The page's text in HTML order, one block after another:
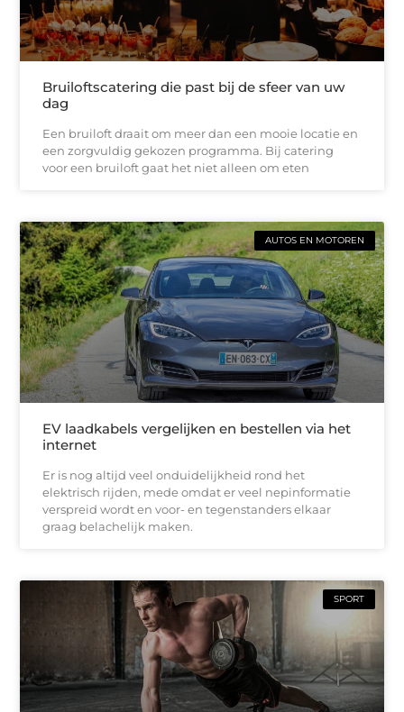
Bruiloftscatering die past bij de sfeer van uw
dag
Een bruiloft draait om meer dan een mooie locatie en
een zorgvuldig gekozen programma. Bij catering
voor een bruiloft gaat het niet alleen om eten
AUTOS EN MOTOREN
EV laadkabels vergelijken en bestellen via het
internet
Er is nog altijd veel onduidelijkheid rond het
elektrisch rijden, mede omdat er veel nepinformatie
verspreid wordt en voor- en tegenstanders elkaar
graag belachelijk maken.
SPORT